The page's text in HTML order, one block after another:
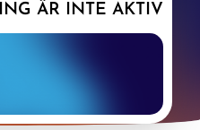
ÄR INTE AKTIV